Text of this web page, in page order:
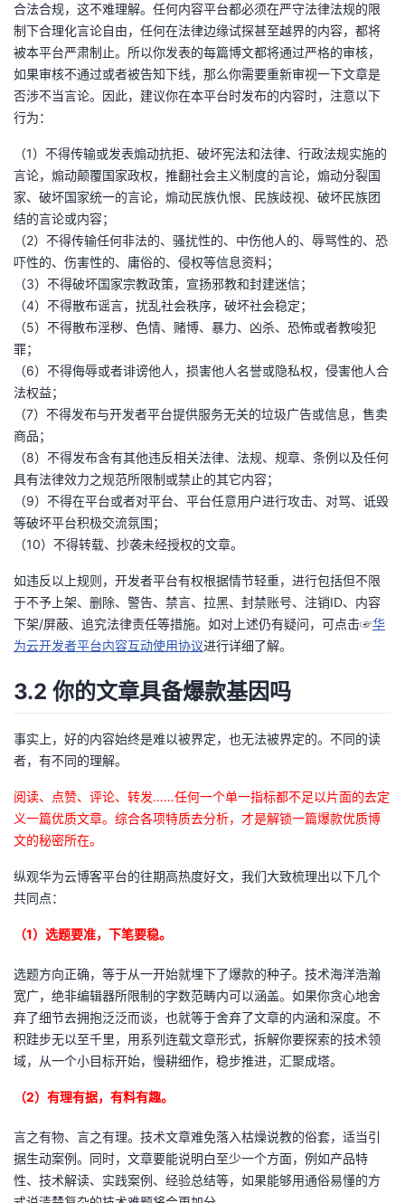
合法合规，这不难理解。任何内容平台都必须在严守法律法规的限
制下合理化言论自由，任何在法律边缘试探甚至越界的内容，都将
被本平台严肃制止。所以你发表的每篇博文都将通过严格的审核，
如果审核不通过或者被告知下线，那么你需要重新审视一下文章是
否涉不当言论。因此，建议你在本平台时发布的内容时，注意以下
行为：
（1）不得传输或发表煽动抗拒、破坏宪法和法律、行政法规实施的
言论，煽动颠覆国家政权，推翻社会主义制度的言论，煽动分裂国
家、破坏国家统一的言论，煽动民族仇恨、民族歧视、破坏民族团
结的言论或内容；
（2）不得传输任何非法的、骚扰性的、中伤他人的、辱骂性的、恐
吓性的、伤害性的、庸俗的、侵权等信息资料；
（3）不得破坏国家宗教政策，宣扬邪教和封建迷信；
（4）不得散布谣言，扰乱社会秩序，破坏社会稳定；
（5）不得散布淫秽、色情、赌博、暴力、凶杀、恐怖或者教唆犯
罪；
（6）不得侮辱或者诽谤他人，损害他人名誉或隐私权，侵害他人合
法权益；
（7）不得发布与开发者平台提供服务无关的垃圾广告或信息，售卖
商品；
（8）不得发布含有其他违反相关法律、法规、规章、条例以及任何
具有法律效力之规范所限制或禁止的其它内容；
（9）不得在平台或者对平台、平台任意用户进行攻击、对骂、诋毁
等破坏平台积极交流氛围；
（10）不得转载、抄袭未经授权的文章。
如违反以上规则，开发者平台有权根据情节轻重，进行包括但不限
于不予上架、删除、警告、禁言、拉黑、封禁账号、注销ID、内容
下架/屏蔽、追究法律责任等措施。如对上述仍有疑问，可点击☞华
为云开发者平台内容互动使用协议进行详细了解。
3.2 你的文章具备爆款基因吗
事实上，好的内容始终是难以被界定，也无法被界定的。不同的读
者，有不同的理解。
阅读、点赞、评论、转发……任何一个单一指标都不足以片面的去定
义一篇优质文章。综合各项特质去分析，才是解锁一篇爆款优质博
文的秘密所在。
纵观华为云博客平台的往期高热度好文，我们大致梳理出以下几个
共同点：
（1）选题要准，下笔要稳。
选题方向正确，等于从一开始就埋下了爆款的种子。技术海洋浩瀚
宽广，绝非编辑器所限制的字数范畴内可以涵盖。如果你贪心地舍
弃了细节去拥抱泛泛而谈，也就等于舍弃了文章的内涵和深度。不
积跬步无以至千里，用系列连载文章形式，拆解你要探索的技术领
域，从一个小目标开始，慢耕细作，稳步推进，汇聚成塔。
（2）有理有据，有料有趣。
言之有物、言之有理。技术文章难免落入枯燥说教的俗套，适当引
据生动案例。同时，文章要能说明白至少一个方面，例如产品特
性、技术解读、实践案例、经验总结等，如果能够用通俗易懂的方